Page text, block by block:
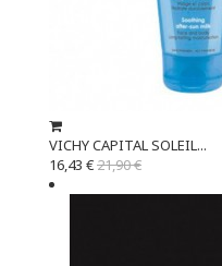
VICHY CAPITAL SOLEIL...
16,43 €21,90 €